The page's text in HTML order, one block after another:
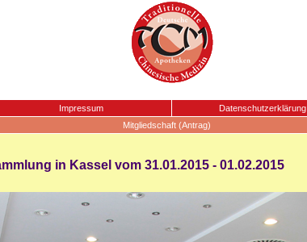
Impressum Datenschutzerklärung
Mitgliedschaft (Antrag)
in Kassel vom 31.01.2015 - 01.02.2015